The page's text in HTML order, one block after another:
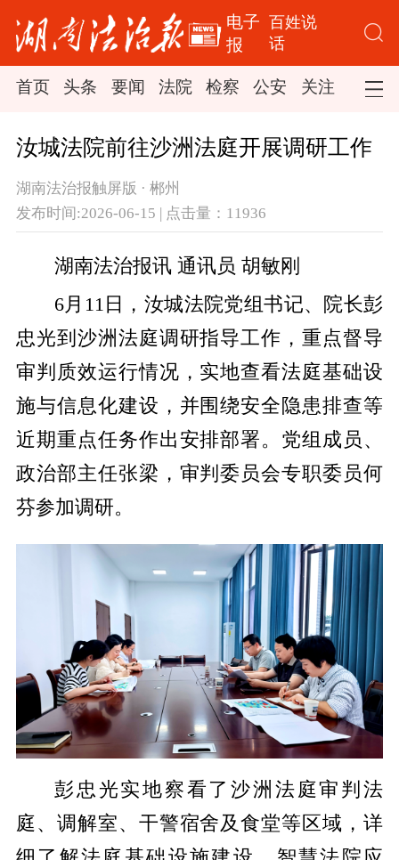
电子
报
百姓说
话
首页 头条 要闻 法院 检察 公安 关注 司法
汝城法院前往沙洲法庭开展调研工作
湖南法治报触屏版 · 郴州
发布时间:2026-06-15 | 点击量：11936
湖南法治报讯 通讯员 胡敏刚
6月11日，汝城法院党组书记、院长彭
忠光到沙洲法庭调研指导工作，重点督导
审判质效运行情况，实地查看法庭基础设
施与信息化建设，并围绕安全隐患排查等
近期重点任务作出安排部署。党组成员、
政治部主任张梁，审判委员会专职委员何
芬参加调研。
彭忠光实地察看了沙洲法庭审判法
庭、调解室、干警宿舍及食堂等区域，详